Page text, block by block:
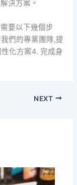
決方案。
要以下幾個步
們的專業團隊,提
化方案4. 完成身
NEXT